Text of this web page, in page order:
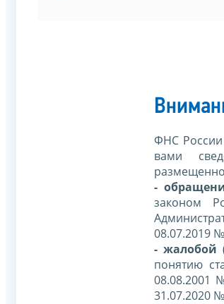
ФНС России
вами
-
законом
08.07.2019
- жалобой
понятию
08.08.2001
31.07.2020